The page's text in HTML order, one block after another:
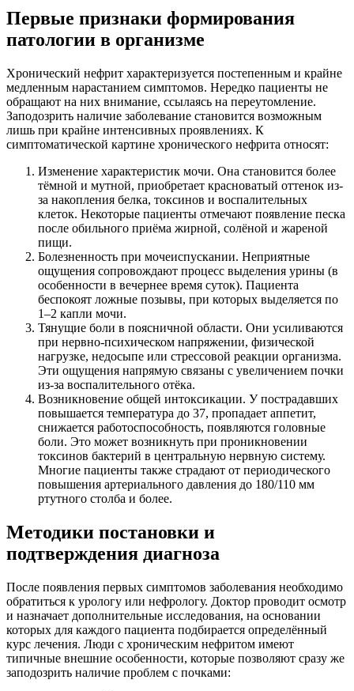
Первые признаки формирования
патологии в организме
Хронический нефрит характеризуется постепенным и крайне
медленным нарастанием симптомов. Нередко пациенты не
обращают на них внимание, ссылаясь на переутомление.
Заподозрить наличие заболевание становится возможным
лишь при крайне интенсивных проявлениях. К
симптоматической картине хронического нефрита относят:
Изменение характеристик мочи. Она становится более
тёмной и мутной, приобретает красноватый оттенок из-
за накопления белка, токсинов и воспалительных
клеток. Некоторые пациенты отмечают появление песка
после обильного приёма жирной, солёной и жареной
пищи.
Болезненность при мочеиспускании. Неприятные
ощущения сопровождают процесс выделения урины (в
особенности в вечернее время суток). Пациента
беспокоят ложные позывы, при которых выделяется по
1–2 капли мочи.
Тянущие боли в поясничной области. Они усиливаются
при нервно-психическом напряжении, физической
нагрузке, недосыпе или стрессовой реакции организма.
Эти ощущения напрямую связаны с увеличением почки
из-за воспалительного отёка.
Возникновение общей интоксикации. У пострадавших
повышается температура до 37, пропадает аппетит,
снижается работоспособность, появляются головные
боли. Это может возникнуть при проникновении
токсинов бактерий в центральную нервную систему.
Многие пациенты также страдают от периодического
повышения артериального давления до 180/110 мм
ртутного столба и более.
Методики постановки и
подтверждения диагноза
После появления первых симптомов заболевания необходимо
обратиться к урологу или нефрологу. Доктор проводит осмотр
и назначает дополнительные исследования, на основании
которых для каждого пациента подбирается определённый
курс лечения. Люди с хроническим нефритом имеют
типичные внешние особенности, которые позволяют сразу же
заподозрить наличие проблем с почками: